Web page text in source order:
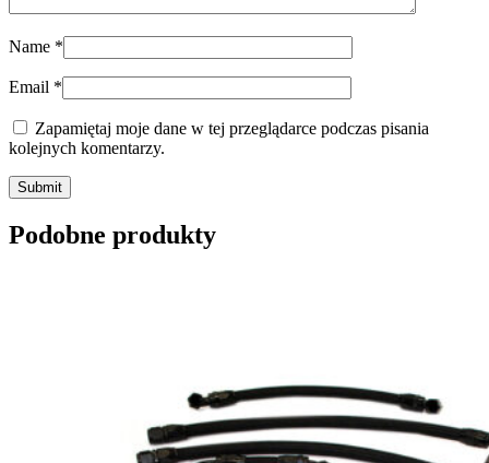
Name *
Email *
Zapamiętaj moje dane w tej przeglądarce podczas pisania
kolejnych komentarzy.
Submit
Podobne produkty